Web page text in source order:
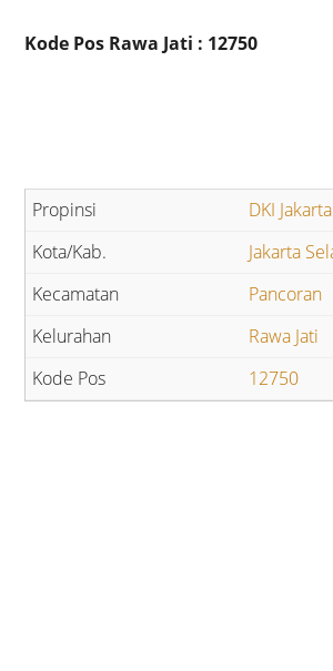
Kode Pos Rawa Jati : 12750
DKI Jakarta
Jakarta
Pancoran
Rawa Jati
12750